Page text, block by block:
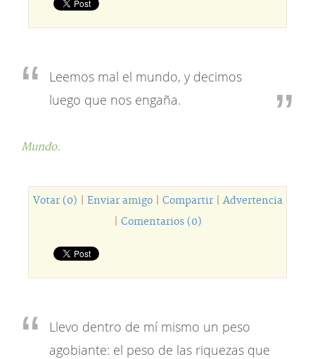
Leemos mal el mundo, y decimos
luego que nos engaña.
Mundo.
Votar (0) Enviar amigo| Compartir| Advertencia
Comentarios (0)
Llevo dentro de mí mismo un peso
agobiante: el peso de las riquezas que